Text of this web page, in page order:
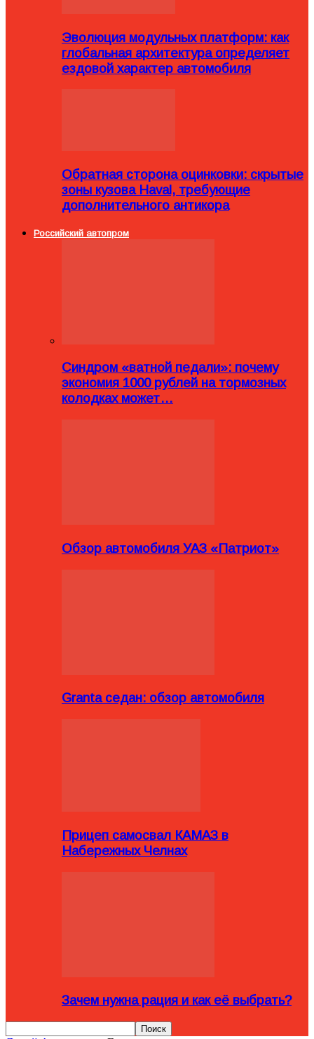
Эволюция модульных платформ: как
глобальная архитектура определяет
ездовой характер автомобиля
Обратная сторона оцинковки: скрытые
зоны кузова Haval, требующие
дополнительного антикора
Российский автопром
Синдром «ватной педали»: почему
экономия 1000 рублей на тормозных
колодках может…
Обзор автомобиля УАЗ «Патриот»
Granta седан: обзор автомобиля
Прицеп самосвал КАМАЗ в
Набережных Челнах
Зачем нужна рация и как её выбрать?